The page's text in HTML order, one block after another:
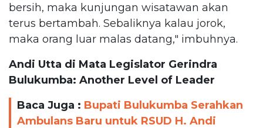
bersih, maka kunjungan wisatawan akan
terus bertambah. Sebaliknya kalau jorok,
maka orang luar malas datang," imbuhnya.
Andi Utta di Mata Legislator Gerindra
Bulukumba: Another Level of Leader
Baca Juga : Bupati Bulukumba Serahkan
Ambulans Baru untuk RSUD H. Andi